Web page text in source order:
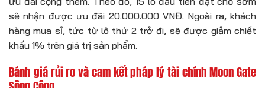
sẽ nhận được ưu đãi 20.000.000 VNĐ. Ngoài ra, khách
hàng mua sỉ, tức từ lô thứ 2 trở đi, sẽ được giảm chiết
khấu 1% trên giá trị sản phẩm.
Đánh giá rủi ro và cam kết pháp lý tài chính Moon Gate